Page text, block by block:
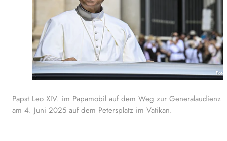
Papst Leo XIV. im Papamobil auf dem Weg zur Generalaudienz
am 4. Juni 2025 auf dem Petersplatz im Vatikan.